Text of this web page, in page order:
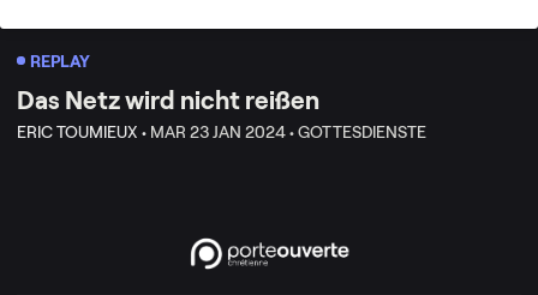
REPLAY
Das Netz wird nicht reißen
ERIC TOUMIEUX • MAR 23 JAN 2024 •GOTTESDIENSTE